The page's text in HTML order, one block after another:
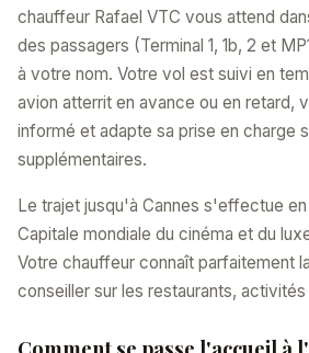
chauffeur Rafael VTC vous attend
des passagers (Terminal 1, 1b, 2 et
à votre nom. Votre vol est suivi en
avion atterrit en avance ou en retard,
informé et adapte sa prise en charge
supplémentaires.
Le trajet jusqu'à Cannes s'effectue en
Capitale mondiale du cinéma et du
Votre chauffeur connaît parfaitement
conseiller sur les restaurants,